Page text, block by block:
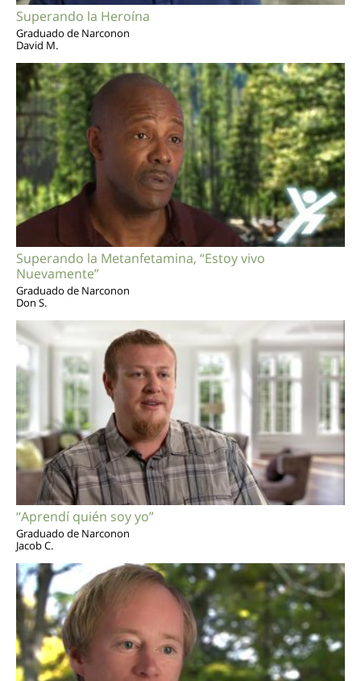
Superando la Heroína
Graduado de Narconon
David M.
Superando la Metanfetamina, “Estoy vivo
Nuevamente”
Graduado de Narconon
Don S.
“Aprendí quién soy yo”
Graduado de Narconon
Jacob C.